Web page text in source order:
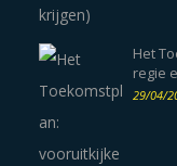
Het
regie
29/04/